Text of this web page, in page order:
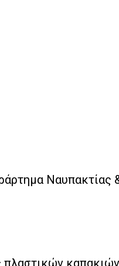
Ναυπακτίας